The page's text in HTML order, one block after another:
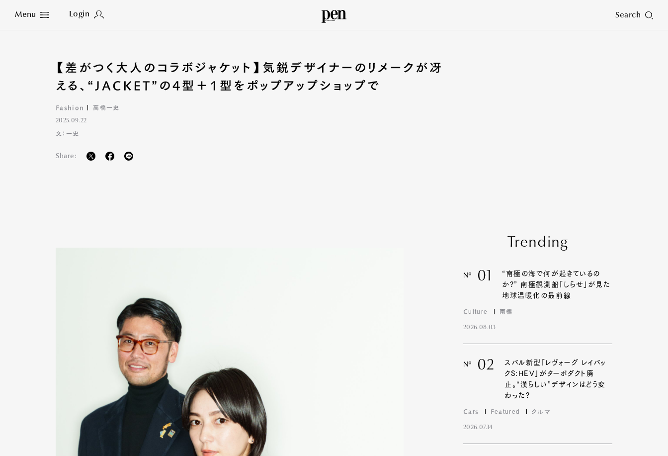
Menu Login Search
Close
【差がつく大人のコラボジャケット】気鋭デザイナーのリメークが冴
える、“JACKET”の4型＋1型をポップアップショップで
Fashion 高橋一史
2025.09.22
文：一史
Share:
Trending
Nº 01
“南極の海で何が起きているの
か?” 南極観測船「しらせ」が見た
地球温暖化の最前線
Culture 南極
2026.08.03
Nº 02
スバル新型「レヴォーグ レイバッ
クS:HEV」がターボダクト廃
止。“漢らしい”デザインはどう変
わった?
Cars Featured クルマ
2026.07.14